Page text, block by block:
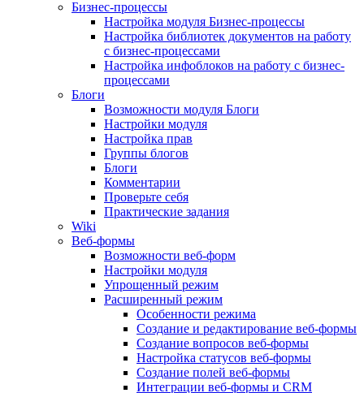
Бизнес-процессы
Настройка модуля Бизнес-процессы
Настройка библиотек документов на работу
с бизнес-процессами
Настройка инфоблоков на работу с бизнес-
процессами
Блоги
Возможности модуля Блоги
Настройки модуля
Настройка прав
Группы блогов
Блоги
Комментарии
Проверьте себя
Практические задания
Wiki
Веб-формы
Возможности веб-форм
Настройки модуля
Упрощенный режим
Расширенный режим
Особенности режима
Создание и редактирование веб-формы
Создание вопросов веб-формы
Настройка статусов веб-формы
Создание полей веб-формы
Интеграции веб-формы и CRM